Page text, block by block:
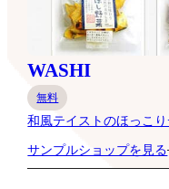
WASHI
無料
和風テイストのほっこ
サンプルショップを見る